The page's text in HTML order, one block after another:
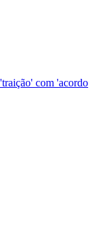
com 'acordo